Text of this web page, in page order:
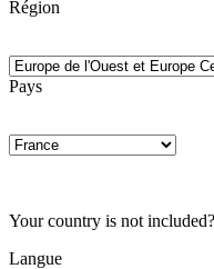
Région
Pays
Your country is not
Langue